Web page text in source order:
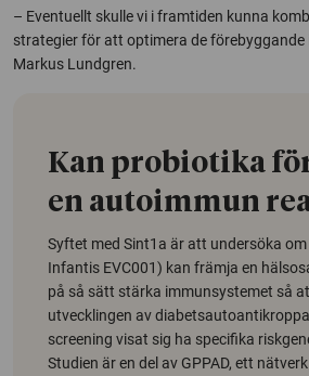
– Eventuellt skulle vi i framtiden kunna
strategier för att optimera de förebyggande
Markus Lundgren.
Kan probiotika
en autoimmun
Syftet med Sint1a är att undersöka
Infantis EVC001) kan främja en
på så sätt stärka immunsystemet så
utvecklingen av
screening visat sig ha specifika
Studien är en del av GPPAD, ett